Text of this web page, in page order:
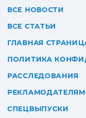
ВСЕ НОВОСТИ
ВСЕ СТАТЬИ
ГЛАВНАЯ
ПОЛИТИКА
РАССЛЕДОВАНИЯ
РЕКЛАМОДАТЕЛЯМ
СПЕЦВЫПУСКИ